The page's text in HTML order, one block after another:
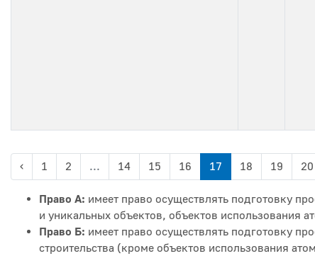
‹ 1 2 ... 14 15 16 17 18 19 20
Право А: имеет право осуществлять подготовку
и уникальных объектов, объектов использования
Право Б: имеет право осуществлять подготовку
строительства (кроме объектов использования